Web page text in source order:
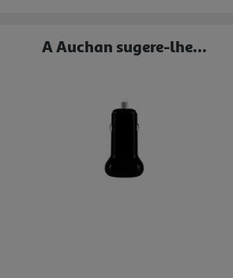
A Auchan sugere-lhe...